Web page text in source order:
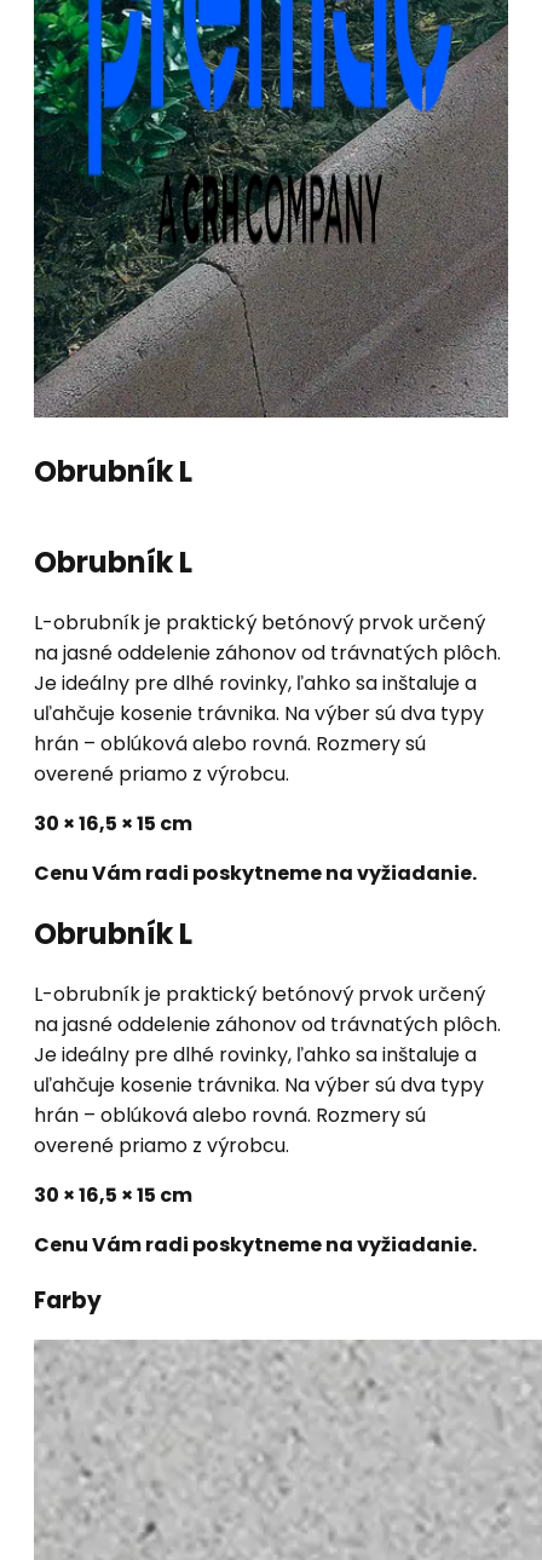
Obrubník L
Obrubník L
L-obrubník je praktický betónový prvok určený
na jasné oddelenie záhonov od trávnatých plôch.
Je ideálny pre dlhé rovinky, ľahko sa inštaluje a
uľahčuje kosenie trávnika. Na výber sú dva typy
hrán – oblúková alebo rovná. Rozmery sú
overené priamo z výrobcu.
30 × 16,5 × 15 cm
Cenu Vám radi poskytneme na vyžiadanie.
Obrubník L
L-obrubník je praktický betónový prvok určený
na jasné oddelenie záhonov od trávnatých plôch.
Je ideálny pre dlhé rovinky, ľahko sa inštaluje a
uľahčuje kosenie trávnika. Na výber sú dva typy
hrán – oblúková alebo rovná. Rozmery sú
overené priamo z výrobcu.
30 × 16,5 × 15 cm
Cenu Vám radi poskytneme na vyžiadanie.
Farby